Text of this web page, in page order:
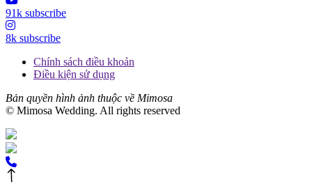
91k subscribe
8k subscribe
Chính sách điều khoản
Điều kiện sử dụng
Bản quyền hình ảnh thuộc về Mimosa
© Mimosa Wedding. All rights reserved